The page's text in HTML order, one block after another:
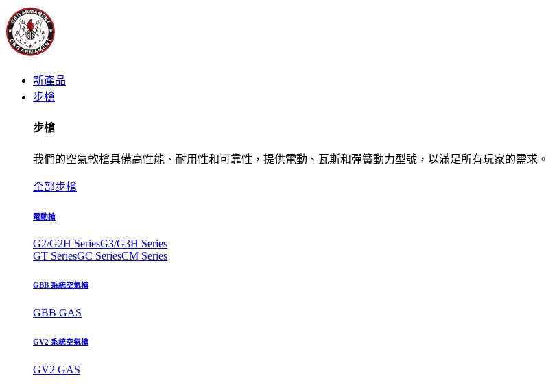
新產品
步槍
步槍
我們的空氣軟槍具備高性能、耐用性和可靠性，提供電動、瓦斯和彈簧動力型號，以滿足所有玩家的需求。
全部步槍
電動槍
G2/G2H SeriesG3/G3H Series
GT SeriesGC SeriesCM Series
GBB 系統空氣槍
GBB GAS
GV2 系統空氣槍
GV2 GAS